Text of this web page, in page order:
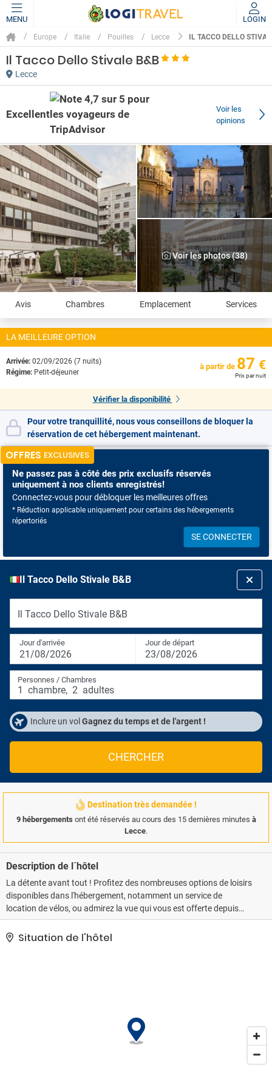
MENU LOGIN
Europe Italie Pouilles Lecce IL TACCO DELLO
Il Tacco Dello Stivale B&B
Lecce
Excellent
Voir les
opinions
Voir les photos (38)
Avis Chambres Emplacement Services
LA MEILLEURE OPTION
Arrivée: 02/09/2026 (7 nuits)
Régime: Petit-déjeuner
à partir de 87 €
Prix par nuit
Vérifier la disponibilité
Pour votre tranquillité, nous vous conseillons de bloquer la
réservation de cet hébergement maintenant.
OFFRES EXCLUSIVES
Ne passez pas à côté des prix exclusifs réservés
uniquement à nos clients enregistrés!
Connectez-vous pour débloquer les meilleures offres
* Réduction applicable uniquement pour certains des hébergements
répertoriés
SE CONNECTER
Il Tacco Dello Stivale B&B
Il Tacco Dello Stivale B&B
Jour d'arrivée
21/08/2026
Jour de départ
23/08/2026
Personnes / Chambres
1 chambre, 2 adultes
Inclure un vol Gagnez du temps et de l'argent !
CHERCHER
Destination très demandée !
9 hébergements ont été réservés au cours des 15 dernières minutes à
Lecce.
Description de l´hôtel
La détente avant tout ! Profitez des nombreuses options de loisirs
disponibles dans l'hébergement, notamment un service de
location de vélos, ou admirez la vue qui vous est offerte depuis
une terrasse. Parmi les services et équipements offerts par ce bed
and breakfast vous trouvez également l'accès Wi-Fi à Internet
Situation de l'hôtel